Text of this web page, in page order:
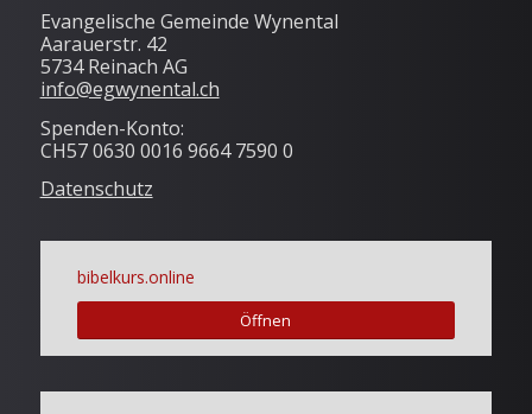
Evangelische Gemeinde Wynental
Aarauerstr. 42
5734 Reinach AG
info@egwynental.ch
Spenden-Konto:
CH57 0630 0016 9664 7590 0
Datenschutz
bibelkurs.online
Öffnen